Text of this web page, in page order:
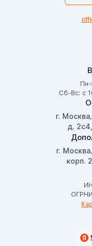
Пн-
Сб-Вс: с
г. Москва,
д.
г. Москва,
корп.